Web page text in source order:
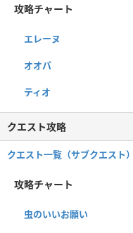
攻略チャート
エレーヌ
オオパ
ティオ
クエスト攻略
クエスト一覧（サブクエスト）
攻略チャート
虫のいいお願い